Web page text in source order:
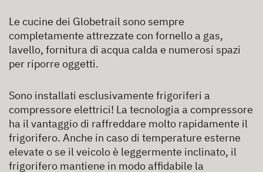
Le cucine dei Globetrail sono sempre
completamente attrezzate con fornello a gas,
lavello, fornitura di acqua calda e numerosi spazi
per riporre oggetti.
Sono installati esclusivamente frigoriferi a
compressore elettrici! La tecnologia a compressore
ha il vantaggio di raffreddare molto rapidamente il
frigorifero. Anche in caso di temperature esterne
elevate o se il veicolo è leggermente inclinato, il
frigorifero mantiene in modo affidabile la